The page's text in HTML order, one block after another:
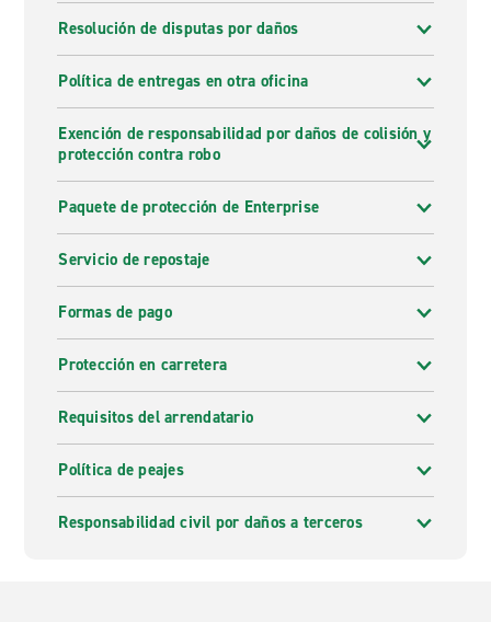
Resolución de disputas por daños
Política de entregas en otra oficina
Exención de responsabilidad por daños de colisión y
protección contra robo
Paquete de protección de Enterprise
Servicio de repostaje
Formas de pago
Protección en carretera
Requisitos del arrendatario
Política de peajes
Responsabilidad civil por daños a terceros